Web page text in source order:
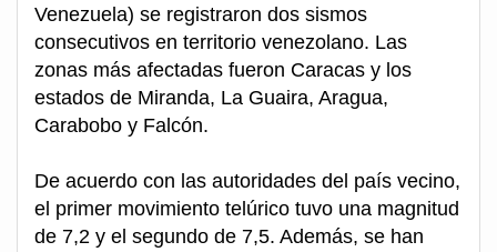
Venezuela) se registraron dos sismos
consecutivos en territorio venezolano. Las
zonas más afectadas fueron Caracas y los
estados de Miranda, La Guaira, Aragua,
Carabobo y Falcón.
De acuerdo con las autoridades del país vecino,
el primer movimiento telúrico tuvo una magnitud
de 7,2 y el segundo de 7,5. Además, se han